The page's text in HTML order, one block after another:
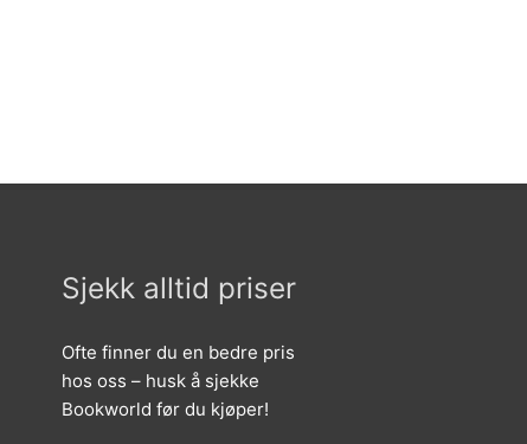
Sjekk alltid priser
Ofte finner du en bedre pris
hos oss – husk å sjekke
Bookworld før du kjøper!